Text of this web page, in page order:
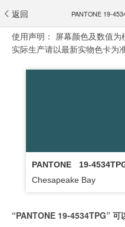
返回 PANTONE 19-
使用声明： 屏幕颜色及数值为
实际生产请以最新实物色卡为
PANTONE
19-
Chesapeake Bay
“PANTONE 19-4534TPG” 可